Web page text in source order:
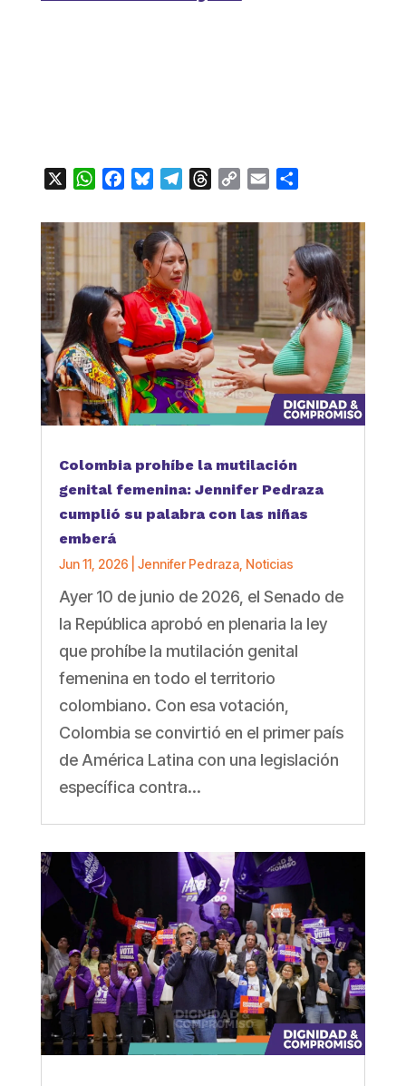
WhatsApp
FacebookBlueskyTelegramThreads
Copy Email
Colombia prohíbe la mutilación
genital femenina: Jennifer Pedraza
cumplió su palabra con las niñas
emberá
Jun 11, 2026 Jennifer Pedraza, Noticias
Ayer 10 de junio de 2026, el Senado de
la República aprobó en plenaria la ley
que prohíbe la mutilación genital
femenina en todo el territorio
colombiano. Con esa votación,
Colombia se convirtió en el primer país
de América Latina con una legislación
específica contra...